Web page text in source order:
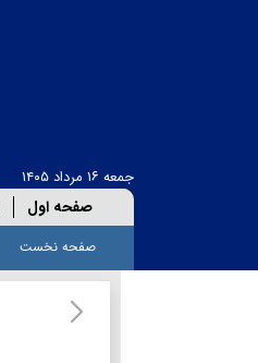
جمعه ۱۶ مرداد ۱۴۰۵
صفحه اول
صفحه نخست